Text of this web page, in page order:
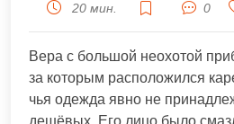
20 мин. 0
Вера с большой неохотой
за которым расположился
чья одежда явно не